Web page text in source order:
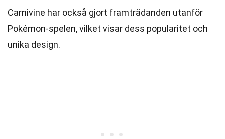
Carnivine har också gjort framträdanden utanför
Pokémon-spelen, vilket visar dess popularitet och
unika design.